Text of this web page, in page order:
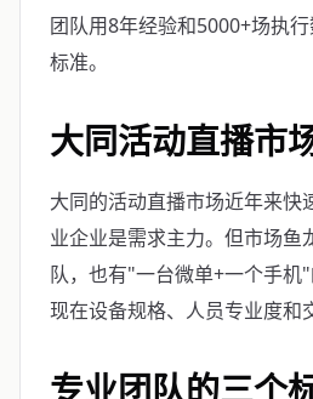
团队用8年经验和5000+场执
标准。
大同活动直播市
大同的活动直播市场近年来快
业企业是需求主力。但市场
队，也有"一台微单+一个手机
现在设备规格、人员专业度和
专业团队的三个